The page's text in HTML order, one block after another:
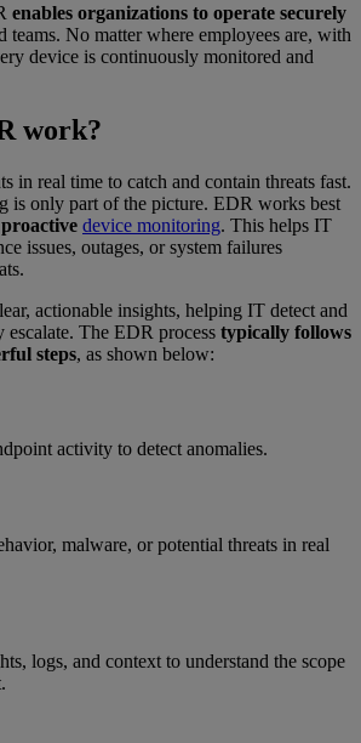
enables organizations to operate securely
teams. No matter where employees are, with
device is continuously monitored and
work?
in real time to catch and contain threats fast.
is only part of the picture. EDR works best
device monitoring. This helps IT
issues, outages, or system failures
actionable insights, helping IT detect and
escalate. The EDR process typically follows
steps, as shown below:
activity to detect anomalies.
malware, or potential threats in real
logs, and context to understand the scope